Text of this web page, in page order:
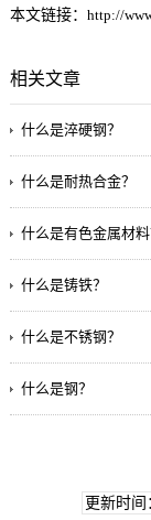
本文链接： http://
相关文章
什么是淬硬钢？
什么是耐热合金？
什么是有色金属材料
什么是铸铁？
什么是不锈钢？
什么是钢？
更新时间